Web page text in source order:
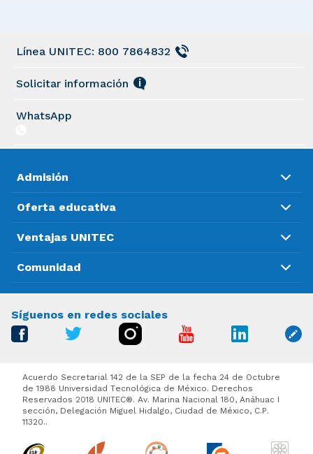
Línea UNITEC: 800 7864832
Solicitar información
WhatsApp
Admisión
Oferta educativa
Ventajas UNITEC
Comunidad
Síguenos en redes sociales
Acuerdo Secretarial 142 de la SEP de la fecha 24 de Octubre
de 1988 Universidad Tecnológica de México. Derechos
Reservados 2018 UNITEC®. Av. Marina Nacional 180, Anáhuac I
sección, Delegación Miguel Hidalgo, Ciudad de México, C.P.
11320..